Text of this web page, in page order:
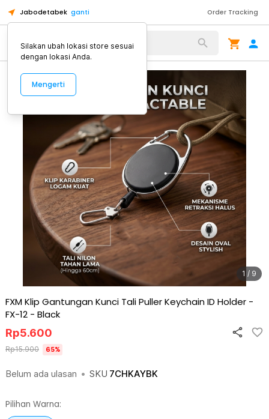
Jabodetabek ganti Order Tracking
Alat Kopi
1 / 9
FXM Klip Gantungan Kunci Tali Puller Keychain ID Holder -
FX-12 - Black
Belum ada ulasan • SKU 7CHKAYBK
Rp5.600
Rp15.900 65%
Pilihan Warna:
Silakan ubah lokasi store sesuai
dengan lokasi Anda.
Mengerti